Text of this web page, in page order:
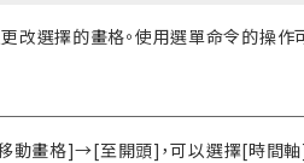
改選擇的畫格。使用選單命令的操
畫格]→[至開頭]，可以選擇[時間軸]